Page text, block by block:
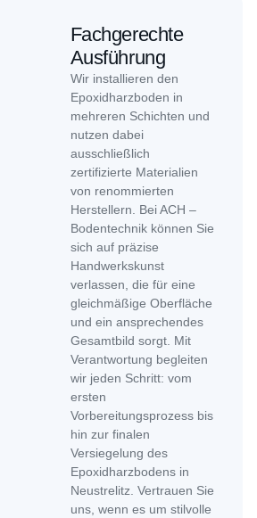
Fachgerechte
Ausführung
Wir installieren den
Epoxidharzboden in
mehreren Schichten und
nutzen dabei
ausschließlich
zertifizierte Materialien
von renommierten
Herstellern. Bei ACH –
Bodentechnik können Sie
sich auf präzise
Handwerkskunst
verlassen, die für eine
gleichmäßige Oberfläche
und ein ansprechendes
Gesamtbild sorgt. Mit
Verantwortung begleiten
wir jeden Schritt: vom
ersten
Vorbereitungsprozess bis
hin zur finalen
Versiegelung des
Epoxidharzbodens in
Neustrelitz. Vertrauen Sie
uns, wenn es um stilvolle